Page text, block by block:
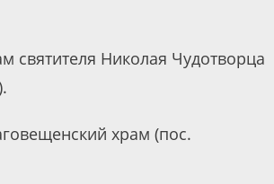
святителя Николая Чудотворца
храм (пос.